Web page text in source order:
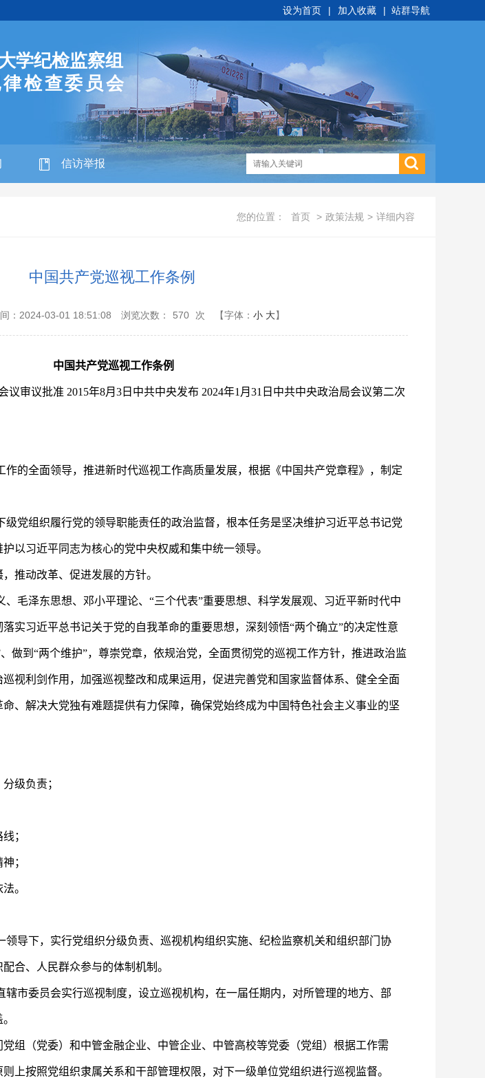
站群导航
设为首页 | 加入收藏 |
学纪检监察组
检查委员会
信访举报
您的位置： 首页 > 政策法规 > 详细内容
中国共产党巡视工作条例
：2024-03-01 18:51:08 浏览次数： 570 次 【字体： 小 大】
中国共产党巡视工作条例
审议批准 2015年8月3日中共中央发布 2024年1月31日中共中央政治局会议第二次
全面领导，推进新时代巡视工作高质量发展，根据《中国共产党章程》，制定
组织履行党的领导职能责任的政治监督，根本任务是坚决维护习近平总书记党
以习近平同志为核心的党中央权威和集中统一领导。
动改革、促进发展的方针。
泽东思想、邓小平理论、“三个代表”重要思想、科学发展观、习近平新时代中
实习近平总书记关于党的自我革命的重要思想，深刻领悟“两个确立”的决定性意
做到“两个维护”，尊崇党章，依规治党，全面贯彻党的巡视工作方针，推进政治监
视利剑作用，加强巡视整改和成果运用，促进完善党和国家监督体系、健全全面
、解决大党独有难题提供有力保障，确保党始终成为中国特色社会主义事业的坚
级负责；
；
；
。
导下，实行党组织分级负责、巡视机构组织实施、纪检监察机关和组织部门协
合、人民群众参与的体制机制。
委员会实行巡视制度，设立巡视机构，在一届任期内，对所管理的地方、部
（党委）和中管金融企业、中管企业、中管高校等党委（党组）根据工作需
上按照党组织隶属关系和干部管理权限，对下一级单位党组织进行巡视监督。